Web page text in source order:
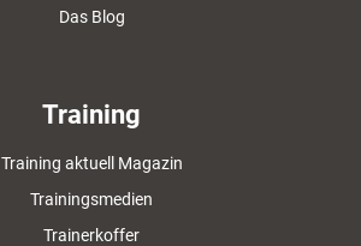
Das Blog
Training
Training aktuell Magazin
Trainingsmedien
Trainerkoffer